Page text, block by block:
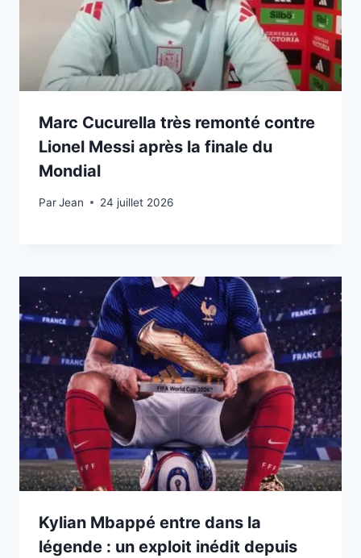
Marc Cucurella très remonté contre
Lionel Messi après la finale du
Mondial
ParJean
24 juillet 202624 juillet 2026
Kylian Mbappé entre dans la
légende : un exploit inédit depuis